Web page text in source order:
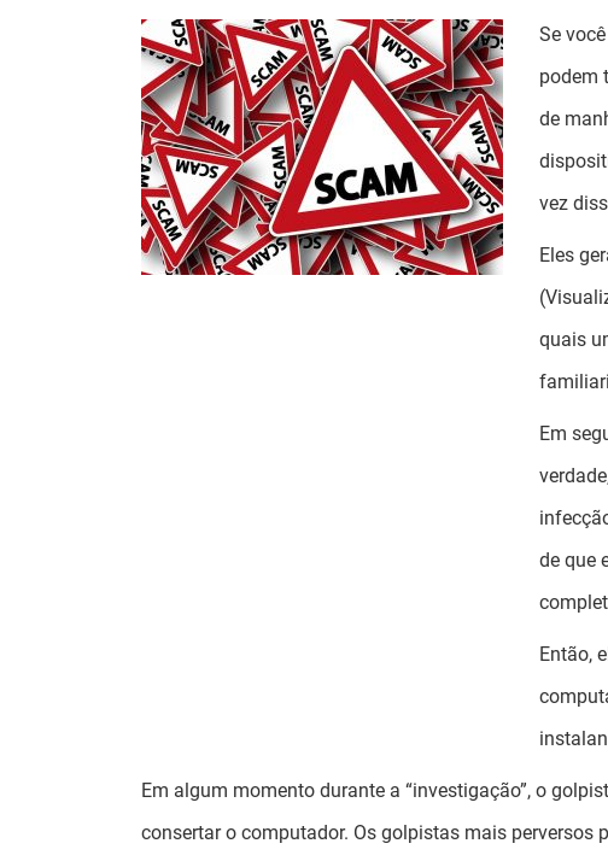
Se
podem
de
vez
Eles
quais
Em
de que
Então,
Em algum momento durante a “investigação”, o
consertar o computador. Os golpistas mais perversos